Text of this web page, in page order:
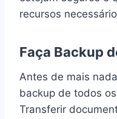
recursos
Faça Backup
Antes de mais
backup de todos
Transferir